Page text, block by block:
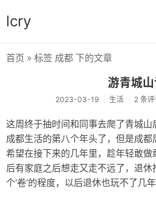
lcry
分类
分享
技术
教程
首页 » 标签 成都 下的文章
游青城
2023-03-19 生活 2 条
这周终于抽时间和同事去爬了青城
成都生活的第八个年头了，但是成都
希望在接下来的几年里，趁年轻敢
后有家庭之后想走又走不远了，退
个‘卷’的程度，以后退休也玩不了几年